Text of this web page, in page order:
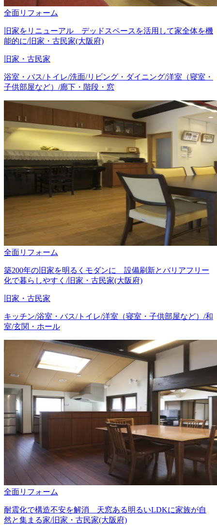
全面リフォーム
旧家をリニューアル デッドスペースを活用して家全体を機
能的に/旧家・古民家(大阪府)
旧家・古民家
浴室・バス/トイレ/洗面/リビング・ダイニング/洋室（寝室・
子供部屋など）/廊下・階段・窓
全面リフォーム
築200年の旧家を明るくモダンに 設備刷新とバリアフリー
化で暮らしやすく/旧家・古民家(大阪府)
旧家・古民家
キッチン/浴室・バス/トイレ/洋室（寝室・子供部屋など）/和
室/玄関・ホール
全面リフォーム
耐震化で構造不安を解消 天窓ある明るいLDKに家族が自
然と集まる家/旧家・古民家(大阪府)